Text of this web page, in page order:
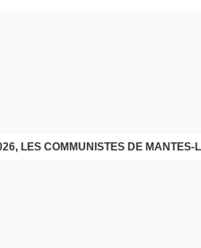
VOEUX DES COMMUNISTES